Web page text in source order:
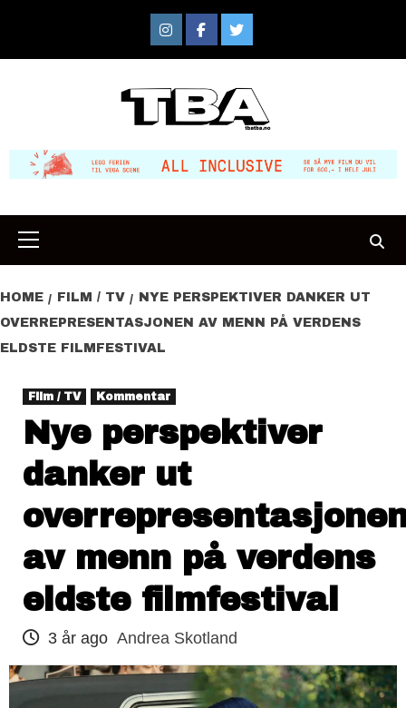
content
InstagramFacebook
Twitter
Primary
Menu
HOME FILM / TV
NYE PERSPEKTIVER DANKER UT
OVERREPRESENTASJONEN AV MENN PÅ VERDENS
ELDSTE FILMFESTIVAL
Film / TV Kommentar
Nye perspektiver
danker ut
av menn på verdens
eldste filmfestival
3 år ago Andrea Skotland